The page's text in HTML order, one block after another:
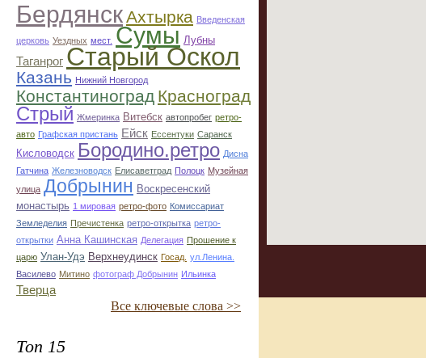
БердянскАхтырка Введенская
церковь Уездных мест. Сумы Лубны
Таганрог Старый Оскол
Казань Нижний Новгород
Константиноград Красноград
Стрый Жмеринка Витебск автопробег ретро-
авто Графская пристань Ейск Ессентуки Саранск
Кисловодск Бородино.ретро Дисна
Гатчина Железноводск Елисаветград Полоцк Музейная
улица Добрынин Воскресенский
монастырь 1 мировая ретро-фото Комиссариат
Земледелия Пречистенка ретро-открытка ретро-
открытки Анна Кашинская Делегация Прошение к
царю Улан-Удэ Верхнеудинск Госад. ул.Ленина.
Василево Митино фотограф Добрынин Ильинка
Тверца
Все ключевые слова >>
Топ 15